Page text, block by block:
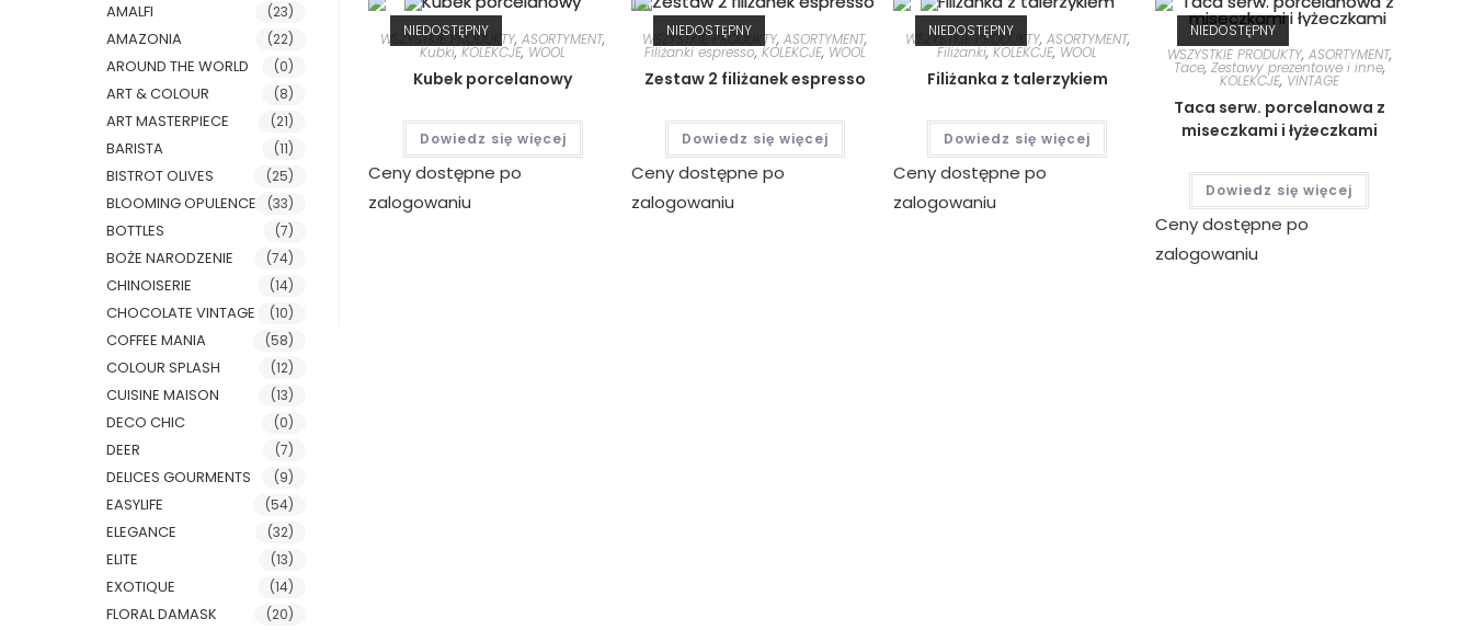
NIEDOSTĘPNY
WSZYSTKIE PRODUKTY,ASORTYMENT,
Kubki,KOLEKCJE, WOOL
Kubek porcelanowy
Dowiedz się więcej
Ceny dostępne po
zalogowaniu
NIEDOSTĘPNY
WSZYSTKIE PRODUKTY,ASORTYMENT,
Filiżanki espresso,KOLEKCJE, WOOL
Zestaw 2 filiżanek espresso
Dowiedz się więcej
Ceny dostępne po
zalogowaniu
NIEDOSTĘPNY
WSZYSTKIE PRODUKTY, ASORTYMENT,
Filiżanki,KOLEKCJE, WOOL
Filiżanka z talerzykiem
Dowiedz się więcej
Ceny dostępne po
zalogowaniu
NIEDOSTĘPNY
WSZYSTKIE PRODUKTY, ASORTYMENT,
Tace, Zestawy prezentowe i inne,
KOLEKCJE, VINTAGE
Taca serw. porcelanowa z
miseczkami i łyżeczkami
Dowiedz się więcej
Ceny dostępne po
zalogowaniu
AMALFI (23)
AMAZONIA (22)
AROUND THE WORLD (0)
ART & COLOUR (8)
ART MASTERPIECE (21)
BARISTA (11)
BISTROT OLIVES (25)
BLOOMING OPULENCE (33)
BOTTLES (7)
BOŻE NARODZENIE (74)
CHINOISERIE (14)
CHOCOLATE VINTAGE (10)
COFFEE MANIA (58)
COLOUR SPLASH (12)
CUISINE MAISON (13)
DECO CHIC (0)
DEER (7)
DELICES GOURMENTS (9)
EASYLIFE (54)
ELEGANCE (32)
ELITE (13)
EXOTIQUE (14)
FLORAL DAMASK (20)